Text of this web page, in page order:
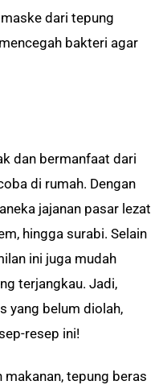
dari tepung
bakteri agar
dan bermanfaat dari
di rumah. Dengan
jajanan pasar lezat
hingga surabi. Selain
ini juga mudah
terjangkau. Jadi,
yang belum diolah,
resep ini!
makanan, tepung beras